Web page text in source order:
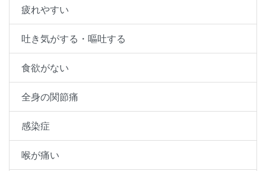
疲れやすい
吐き気がする・嘔吐する
食欲がない
全身の関節痛
感染症
喉が痛い